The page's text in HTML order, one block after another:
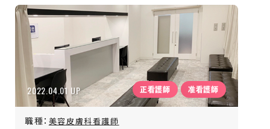
2022.04.01 UP 正看護師 准看護師
職種： 美容皮膚科看護師